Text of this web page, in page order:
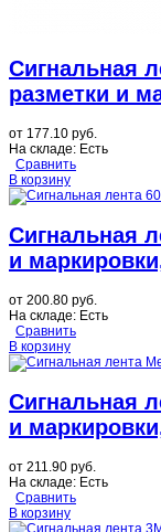
Сигнальная
разметки и
от 177.10 руб.
На складе: Есть
Сравнить
В корзину
Сигнальная
и
от 200.80 руб.
На складе: Есть
Сравнить
В корзину
Сигнальная
и
от 211.90 руб.
На складе: Есть
Сравнить
В корзину